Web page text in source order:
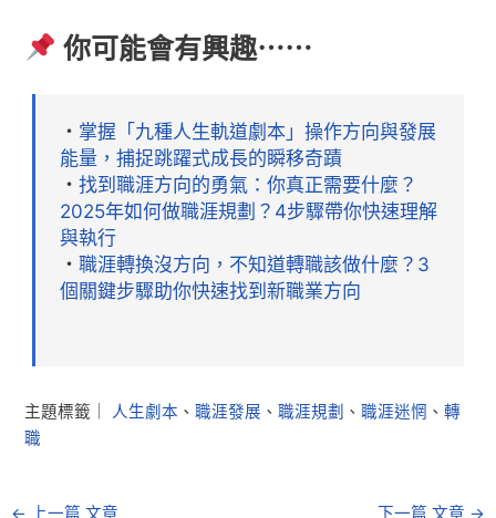
你可能會有興趣⋯⋯
・ 掌握「九種人生軌道劇本」操作方向與發展
能量，捕捉跳躍式成長的瞬移奇蹟
・ 找到職涯方向的勇氣：你真正需要什麼？
2025年如何做職涯規劃？4步驟帶你快速理解
與執行
・ 職涯轉換沒方向，不知道轉職該做什麼？3
個關鍵步驟助你快速找到新職業方向
主題標籤｜ 人生劇本 、職涯發展 、職涯規劃 、職涯迷惘 、轉
職
← 上一篇 文章 下一篇 文章 →